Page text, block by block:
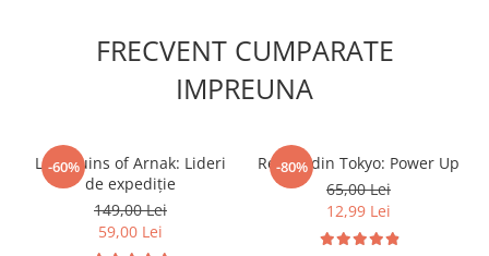
Cardfight!! Vanguard
Weis Schwarz
Flesh and Blood
FRECVENT CUMPARATE
IMPREUNA
-60%
Lost Ruins of Arnak: Lideri
de expediție
149,00 Lei
59,00 Lei
-80%
Regele din Tokyo: Power Up
65,00 Lei
12,99 Lei